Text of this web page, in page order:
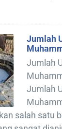
Jumlah
Jumlah
Jumlah
salah satu